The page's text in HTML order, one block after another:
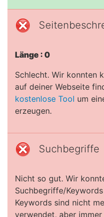
Länge : 0
Schlecht. Wir konnten
auf deiner Webseite
kostenlose Tool um
erzeugen.
Suchbegriffe
Nicht so gut. Wir
Suchbegriffe/
Keywords sind nicht
verwendet, aber